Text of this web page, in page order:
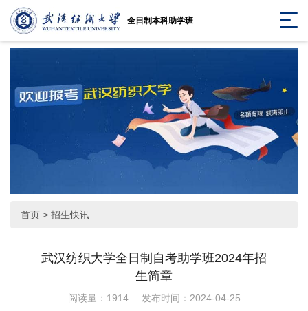
全日制本科助学班
首页 > 招生快讯
武汉纺织大学全日制自考助学班2024年招
生简章
阅读量：1914 发布时间：2024-04-25